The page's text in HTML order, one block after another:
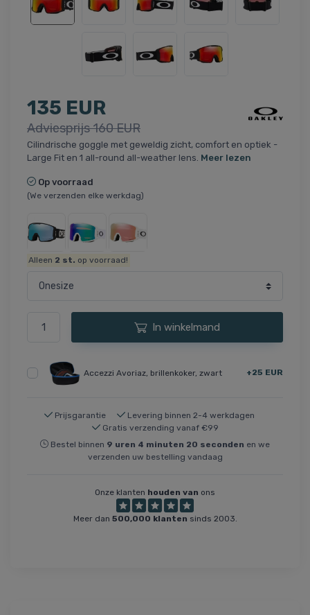
135 EUR
Adviesprijs 160 EUR
Cilindrische goggle met geweldig zicht, comfort en optiek -
Large Fit en 1 all-round all-weather lens. Meer lezen
Op voorraad
(We verzenden elke werkdag)
Alleen 2 st. op voorraad!
In winkelmand
Accezzi Avoriaz, brillenkoker, zwart +25 EUR
Prijsgarantie
Levering binnen 2-4 werkdagen
Gratis verzending vanaf €99
Bestel binnen 9 uren 4 minuten 20 seconden en we
verzenden uw bestelling vandaag
Onze klanten houden van ons
Meer dan 500,000 klanten sinds 2003.